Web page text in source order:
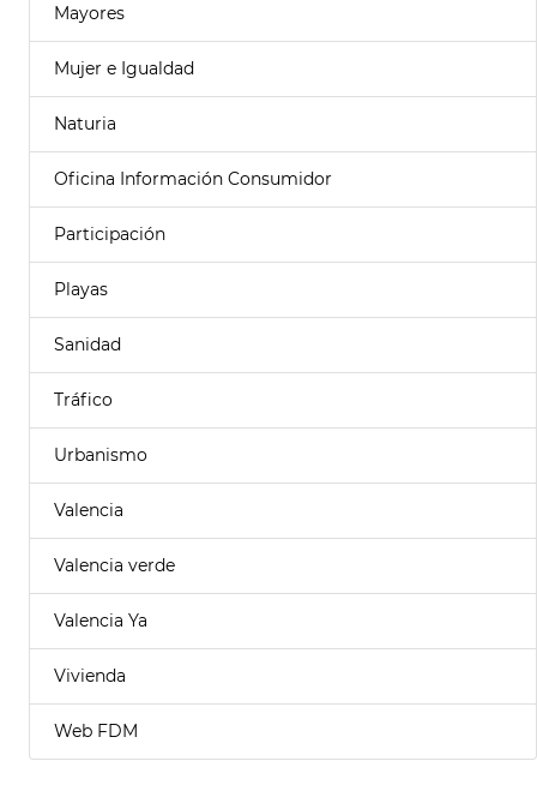
Mayores
Mujer e Igualdad
Naturia
Oficina Información Consumidor
Participación
Playas
Sanidad
Tráfico
Urbanismo
Valencia
Valencia verde
Valencia Ya
Vivienda
Web FDM